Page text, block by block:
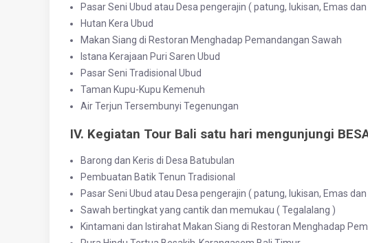
Pasar Seni Ubud atau Desa pengerajin ( patung, lukisan, Emas
Hutan Kera Ubud
Makan Siang di Restoran Menghadap Pemandangan Sawah
Istana Kerajaan Puri Saren Ubud
Pasar Seni Tradisional Ubud
Taman Kupu-Kupu Kemenuh
Air Terjun Tersembunyi Tegenungan
IV. Kegiatan Tour Bali satu hari mengunjungi
Barong dan Keris di Desa Batubulan
Pembuatan Batik Tenun Tradisional
Pasar Seni Ubud atau Desa pengerajin ( patung, lukisan, Emas
Sawah bertingkat yang cantik dan memukau ( Tegalalang )
Kintamani dan Istirahat Makan Siang di Restoran Menghadap